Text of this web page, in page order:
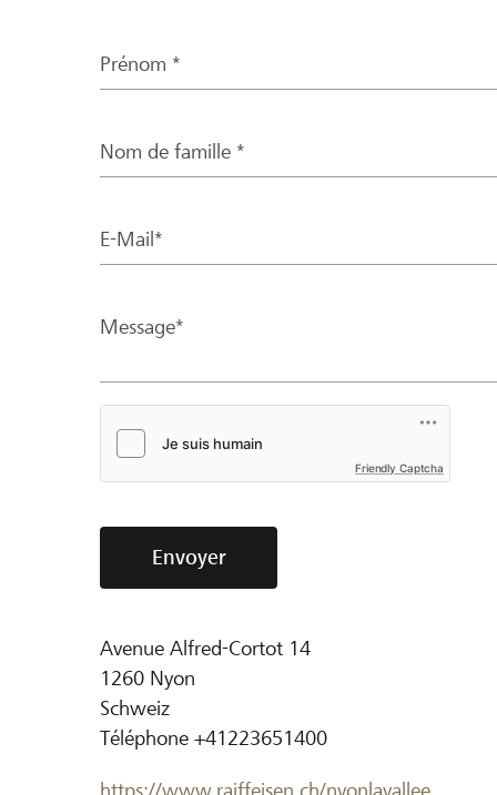
Prénom *
Nom de famille *
E-Mail*
Message*
Friendly Captcha
Envoyer
Avenue Alfred-Cortot 14
1260 Nyon
Schweiz
Téléphone +41223651400
https://www.raiffeisen.ch/nyonlavallee